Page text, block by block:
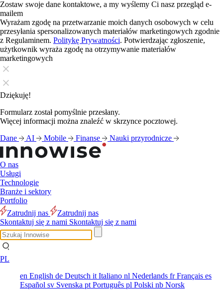
Zostaw swoje dane kontaktowe, a my wyślemy Ci nasz przegląd e-
mailem
Wyrażam zgodę na przetwarzanie moich danych osobowych w celu
przesyłania spersonalizowanych materiałów marketingowych zgodnie
z Regulaminem. Politykę Prywatności. Potwierdzając zgłoszenie,
użytkownik wyraża zgodę na otrzymywanie materiałów
marketingowych
Dziękuję!
Formularz został pomyślnie przesłany.
Więcej informacji można znaleźć w skrzynce pocztowej.
Dane
AI Mobile Finanse Nauki przyrodnicze
O nas
Usługi
Technologie
Branże i sektory
Portfolio
Zatrudnij nas
Zatrudnij nas
Skontaktuj się z nami Skontaktuj się z nami
PL
en English de Deutsch it Italiano nl Nederlands frFrançais es
Español sv Svenska pt Português pl Polski nb Norsk